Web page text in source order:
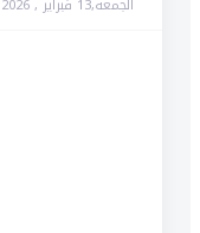
الجمعة,13 فبراير , 2026 1:56م